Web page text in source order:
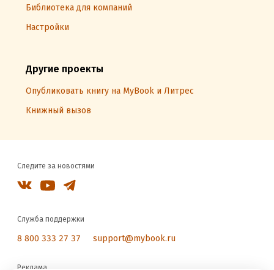
Библиотека для компаний
Настройки
Другие проекты
Опубликовать книгу на MyBook и Литрес
Книжный вызов
Следите за новостями
Служба поддержки
8 800 333 27 37 support@mybook.ru
Реклама